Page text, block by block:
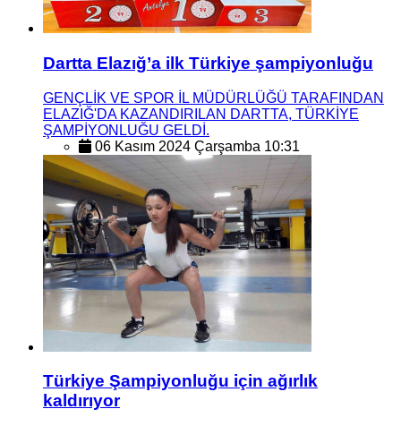
Dartta Elazığ’a ilk Türkiye şampiyonluğu
GENÇLİK VE SPOR İL MÜDÜRLÜĞÜ TARAFINDAN
ELAZIĞ'DA KAZANDIRILAN DARTTA, TÜRKİYE
ŞAMPİYONLUĞU GELDİ.
06 Kasım 2024 Çarşamba 10:31
Türkiye Şampiyonluğu için ağırlık
kaldırıyor